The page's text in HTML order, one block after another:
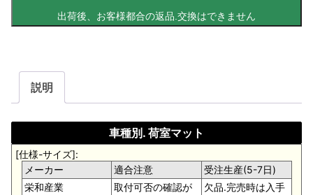
説明
車種別. 荷室マット
[仕様-サイズ]:
メーカー
適合注意
受注生産(5-7日)
栄和産業
取付可否の確認が
欠品.完売時は入手